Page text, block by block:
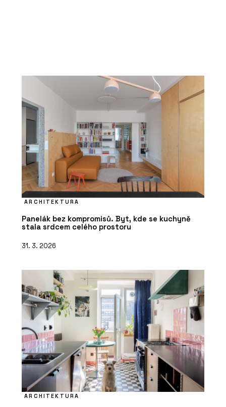
ARCHITEKTURA
Panelák bez kompromisů. Byt, kde se kuchyně
stala srdcem celého prostoru
31. 3. 2026
ARCHITEKTURA